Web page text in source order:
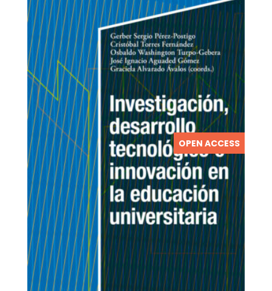
últimos
OPEN ACCESS